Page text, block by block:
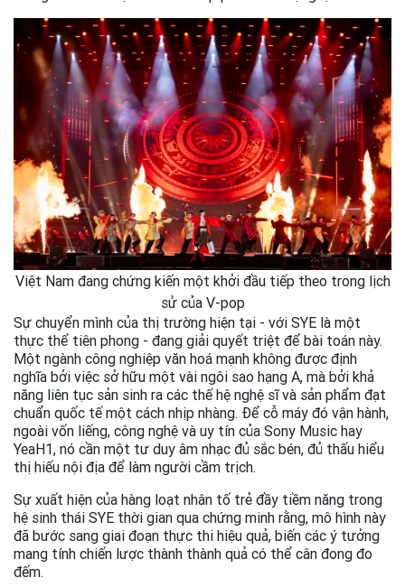
Việt Nam đang chứng kiến một khởi đầu tiếp theo trong lịch
sử của V-pop
Sự chuyển mình của thị trường hiện tại - với SYE là một
thực thể tiên phong - đang giải quyết triệt để bài toán này.
Một ngành công nghiệp văn hoá mạnh không được định
nghĩa bởi việc sở hữu một vài ngôi sao hạng A, mà bởi khả
năng liên tục sản sinh ra các thế hệ nghệ sĩ và sản phẩm đạt
chuẩn quốc tế một cách nhịp nhàng. Để cỗ máy đó vận hành,
ngoài vốn liếng, công nghệ và uy tín của Sony Music hay
YeaH1, nó cần một tư duy âm nhạc đủ sắc bén, đủ thấu hiểu
thị hiếu nội địa để làm người cầm trịch.
Sự xuất hiện của hàng loạt nhân tố trẻ đầy tiềm năng trong
hệ sinh thái SYE thời gian qua chứng minh rằng, mô hình này
đã bước sang giai đoạn thực thi hiệu quả, biến các ý tưởng
mang tính chiến lược thành thành quả có thể cân đong đo
đếm.